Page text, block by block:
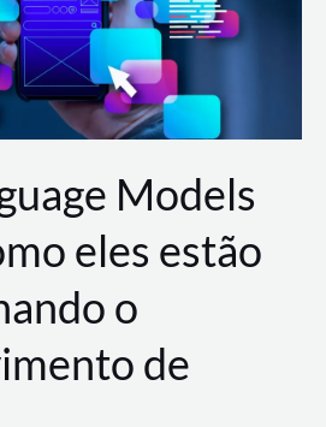
Models
eles estão
o
de